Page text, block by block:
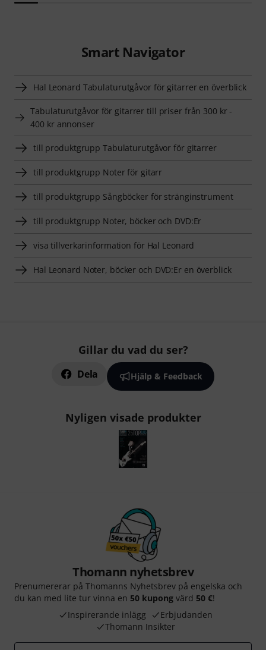
Smart Navigator
Hal Leonard Tabulaturutgåvor för gitarrer en överblick
Tabulaturutgåvor för gitarrer till priser från 300 kr -
400 kr annonser
till produktgrupp Tabulaturutgåvor för gitarrer
till produktgrupp Noter för gitarr
till produktgrupp Sångböcker för stränginstrument
till produktgrupp Noter, böcker och DVD:Er
visa tillverkarinformation för Hal Leonard
Hal Leonard Noter, böcker och DVD:Er en överblick
Gillar du vad du ser?
Dela Hjälp & Feedback
Nyligen visade produkter
Thomann nyhetsbrev
Prenumererar på Thomanns Nyhetsbrev på engelska och
du kan med lite tur vinna en 50 kupong värd 50 €!
Inspirerande inlägg
Erbjudanden
Thomann Insikter